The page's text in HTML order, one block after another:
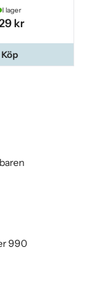
I lager
kr
Köp
990